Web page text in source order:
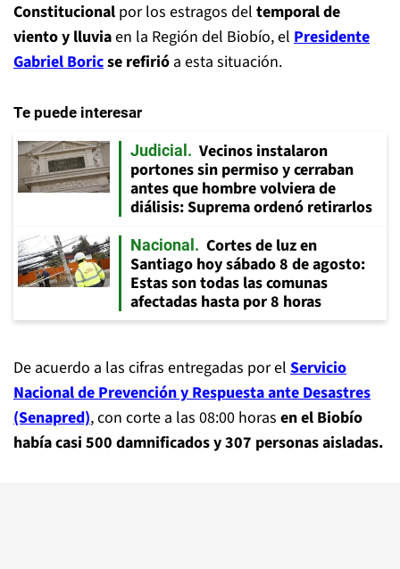
Constitucional por los estragos del temporal de
viento y lluviaen la Región del Biobío, el Presidente
Gabriel Boricse refirió a esta situación.
Te puede interesar
Judicial
Vecinos instalaron
portones sin permiso y cerraban
antes que hombre volviera de
diálisis: Suprema ordenó retirarlos
Nacional
Cortes de luz en
Santiago hoy sábado 8 de agosto:
Estas son todas las comunas
afectadas hasta por 8 horas
De acuerdo a las cifras entregadas por el Servicio
Nacional de Prevención y Respuesta ante Desastres
(Senapred), con corte a las 08:00 horas en el Biobío
había casi 500 damnificados y 307 personas aisladas.